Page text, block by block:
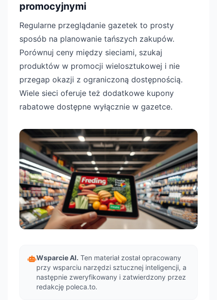
promocyjnymi
Regularne przeglądanie gazetek to prosty
sposób na planowanie tańszych zakupów.
Porównuj ceny między sieciami, szukaj
produktów w promocji wielosztukowej i nie
przegap okazji z ograniczoną dostępnością.
Wiele sieci oferuje też dodatkowe kupony
rabatowe dostępne wyłącznie w gazetce.
Wsparcie AI. Ten materiał został opracowany
przy wsparciu narzędzi sztucznej inteligencji, a
następnie zweryfikowany i zatwierdzony przez
redakcję poleca.to.